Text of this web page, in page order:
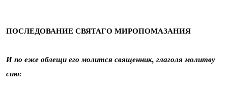
ПОСЛЕДОВАНИЕ СВЯТАГО МИРОПОМАЗАНИЯ
И по еже облещи его молится священник, глаголя молитву
сию: